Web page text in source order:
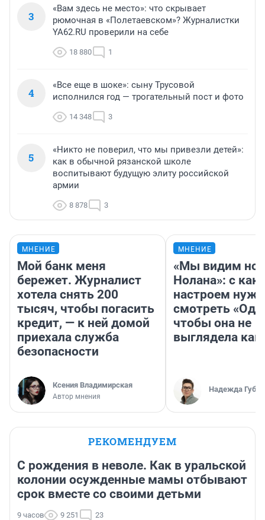
3
«Вам здесь не место»: что скрывает
рюмочная в «Полетаевском»? Журналистки
YA62.RU проверили на себе
18 880 1
4
«Все еще в шоке»: сыну Трусовой
исполнился год — трогательный пост и фото
14 348 3
5
«Никто не поверил, что мы привезли детей»:
как в обычной рязанской школе
воспитывают будущую элиту российской
армии
8 878 3
МНЕНИЕ
Мой банк меня
бережет. Журналист
хотела снять 200
тысяч, чтобы погасить
кредит, — к ней домой
приехала служба
безопасности
Ксения Владимирская
Автор мнения
МНЕНИЕ
«Мы видим
Нолана»: с
настроем
смотреть
чтобы она не
выглядела как
Надежда
РЕКОМЕНДУЕМ
С рождения в неволе. Как в уральской
колонии осужденные мамы отбывают
срок вместе со своими детьми
9 часов 9 251 23